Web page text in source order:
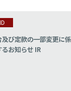
び定款の一部変更に
お知らせ IR